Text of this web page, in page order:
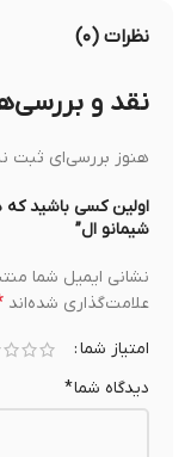
نظرات (۰)
نقد و بررسی‌ها
هنوز بررسی‌ای ثبت
اولین کسی باشید که
شیمانو ال”
نشانی ایمیل شما منتشر
علامت‌گذاری شده‌اند*
امتیاز شما
دیدگاه شما*